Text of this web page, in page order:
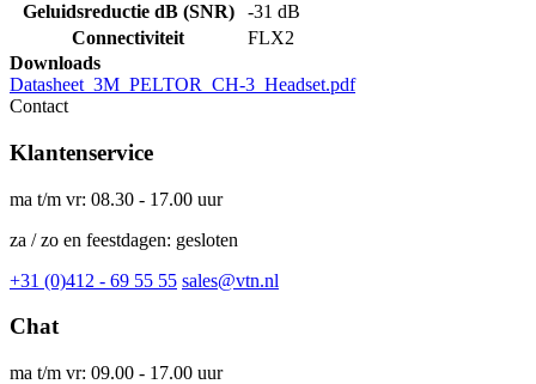
Geluidsreductie dB (SNR)
-31 dB
Connectiviteit
FLX2
Downloads
Datasheet_3M_PELTOR_CH-3_Headset.pdf
Contact
Klantenservice
ma t/m vr: 08.30 - 17.00 uur
za / zo en feestdagen: gesloten
+31 (0)412 - 69 55 55 sales@vtn.nl
Chat
ma t/m vr: 09.00 - 17.00 uur